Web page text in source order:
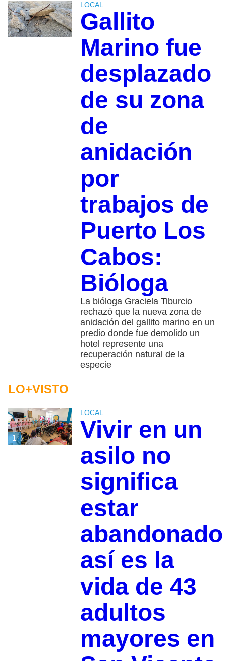
LOCAL
Gallito
Marino fue
desplazado
de su zona
de
anidación
por
trabajos de
Puerto Los
Cabos:
Bióloga
La bióloga Graciela Tiburcio
rechazó que la nueva zona de
anidación del gallito marino en un
predio donde fue demolido un
hotel represente una
recuperación natural de la
especie
LO+VISTO
1
LOCAL
Vivir en un
asilo no
significa
estar
así es la
vida de 43
adultos
mayores en